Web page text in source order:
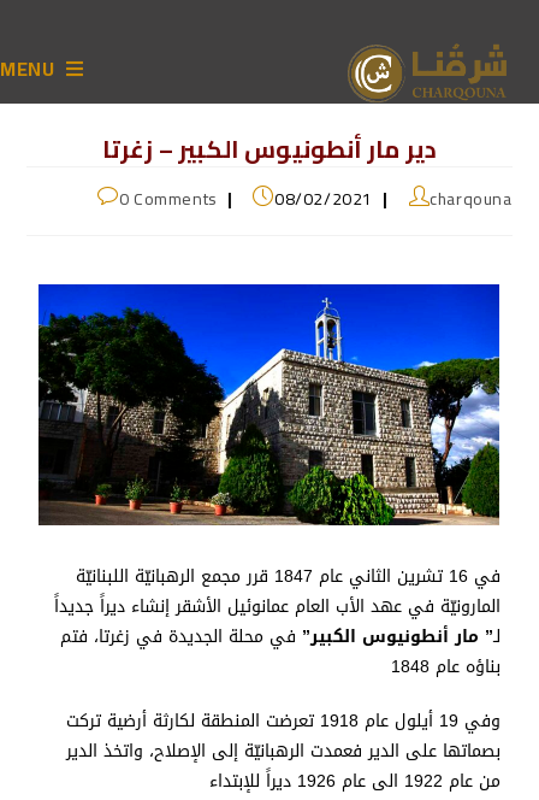
MENU
دير مار أنطونيوس الكبير – زغرتا
charqouna
08/02/2021
0 Comments
في 16 تشرين الثاني عام 1847 قرر مجمع الرهبانيّة اللبنانيّة
المارونيّة في عهد الأب العام عمانوئيل الأشقر إنشاء ديراً جديداً
لـ” مار أنطونيوس الكبير” في محلة الجديدة في زغرتا، فتم
بناؤه عام 1848
وفي 19 أيلول عام 1918 تعرضت المنطقة لكارثة أرضية تركت
بصماتها على الدير فعمدت الرهبانيّة إلى الإصلاح، واتخذ الدير
من عام 1922 الى عام 1926 ديراً للإبتداء